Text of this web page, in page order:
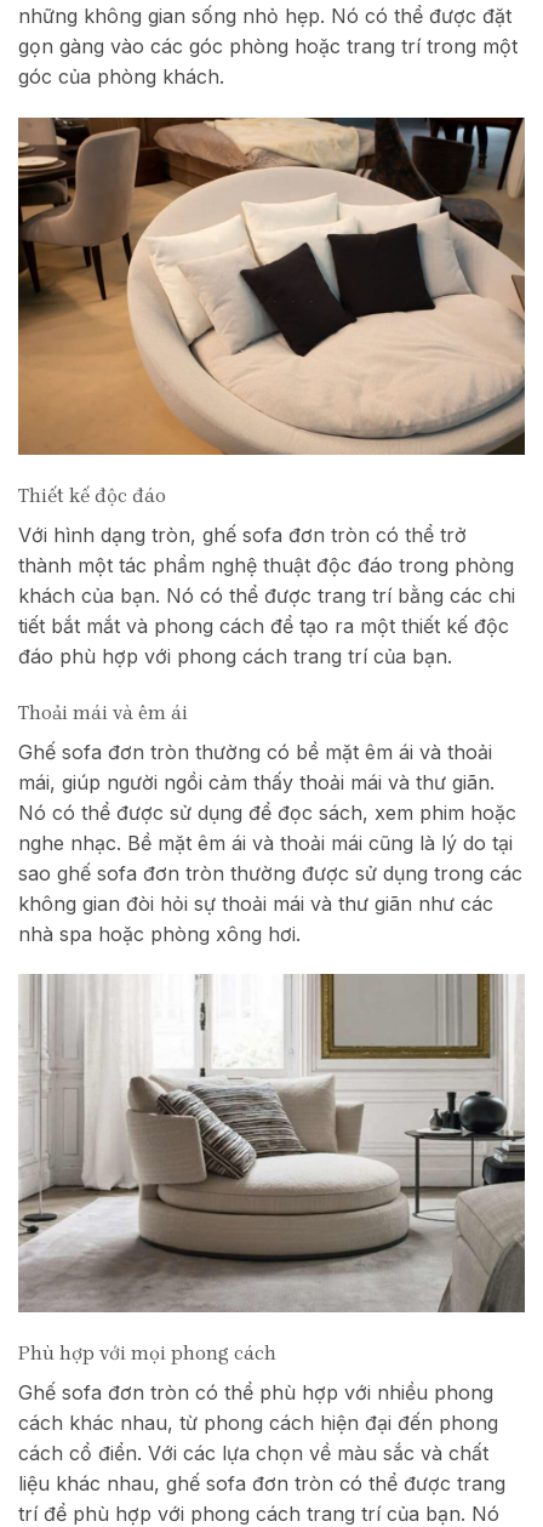
những không gian sống nhỏ hẹp. Nó có thể được đặt
gọn gàng vào các góc phòng hoặc trang trí trong một
góc của phòng khách.
Thiết kế độc đáo
Với hình dạng tròn, ghế sofa đơn tròn có thể trở
thành một tác phẩm nghệ thuật độc đáo trong phòng
khách của bạn. Nó có thể được trang trí bằng các chi
tiết bắt mắt và phong cách để tạo ra một thiết kế độc
đáo phù hợp với phong cách trang trí của bạn.
Thoải mái và êm ái
Ghế sofa đơn tròn thường có bề mặt êm ái và thoải
mái, giúp người ngồi cảm thấy thoải mái và thư giãn.
Nó có thể được sử dụng để đọc sách, xem phim hoặc
nghe nhạc. Bề mặt êm ái và thoải mái cũng là lý do tại
sao ghế sofa đơn tròn thường được sử dụng trong các
không gian đòi hỏi sự thoải mái và thư giãn như các
nhà spa hoặc phòng xông hơi.
Phù hợp với mọi phong cách
Ghế sofa đơn tròn có thể phù hợp với nhiều phong
cách khác nhau, từ phong cách hiện đại đến phong
cách cổ điển. Với các lựa chọn về màu sắc và chất
liệu khác nhau, ghế sofa đơn tròn có thể được trang
trí để phù hợp với phong cách trang trí của bạn. Nó